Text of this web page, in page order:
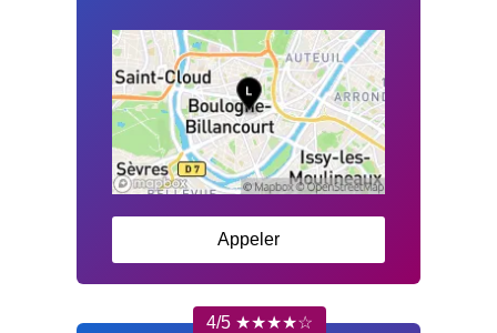
Appeler
4/5 ★★★★☆